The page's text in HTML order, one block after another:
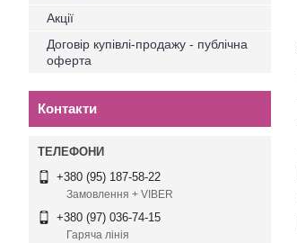
Акції
Договір купівлі-продажу - публічна
оферта
Контакти
+380 (95) 187-58-22
Замовлення + VIBER
+380 (97) 036-74-15
Гаряча лінія